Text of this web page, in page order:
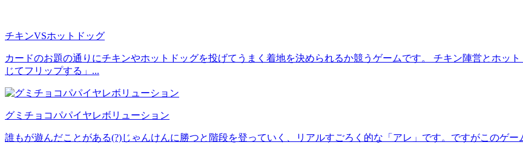
チキンVSホットドッグ
カードのお題の通りにチキンやホットドッグを投げてうまく着地を決められるか競うゲームです。 チキン陣営とホッ
じてフリップする」...
グミチョコパパイヤレボリューション
誰もが遊んだことがある(?)じゃんけんに勝つと階段を登っていく、リアルすごろく的な「アレ」です。ですがこのゲ